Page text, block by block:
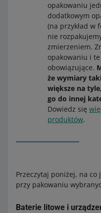
opakowaniu
dodatkowym
(na przykład w
nie
zmierzeniem.
opakowaniu i
obowiązujące.
że wymiary
większe na
go do innej
Dowiedz się
produktów.
Przeczytaj poniżej, na co
przy pakowaniu
Baterie litowe i